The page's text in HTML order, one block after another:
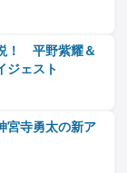
！ 平野紫耀＆
ジェスト
宮寺勇太の新ア